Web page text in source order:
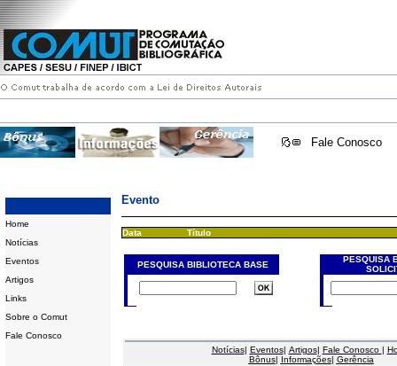
Fale Conosco
Home
Notícias
Eventos
Artigos
Links
Sobre o Comut
Fale Conosco
Evento
Data Título
PESQUISA BIBLIOTECA BASE
PESQUISA
Notícias| Eventos| Artigos| Fale Conosco |
Bônus| Informações| Gerência